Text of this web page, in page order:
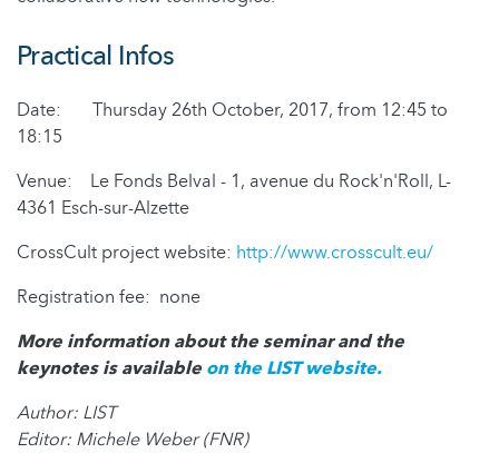
Practical Infos
Date: Thursday 26th October, 2017, from 12:45 to
18:15
Venue: Le Fonds Belval - 1, avenue du Rock'n'Roll, L-
4361 Esch-sur-Alzette
CrossCult project website: http://www.crosscult.eu/
Registration fee: none
More information about the seminar and the
keynotes is available on the LIST website.
Author: LIST
Editor: Michele Weber (FNR)